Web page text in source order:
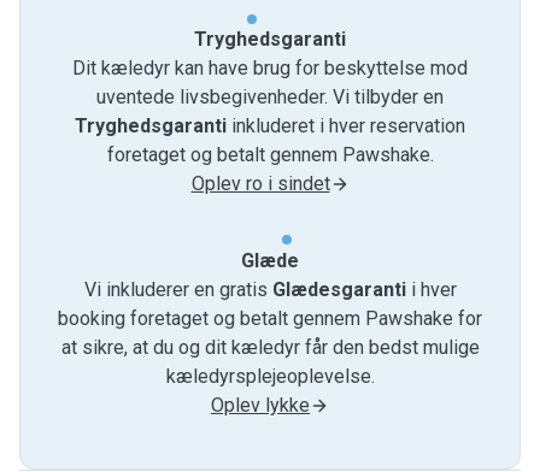
Tryghedsgaranti
Dit kæledyr kan have brug for beskyttelse mod
uventede livsbegivenheder. Vi tilbyder en
Tryghedsgaranti inkluderet i hver reservation
foretaget og betalt gennem Pawshake.
Oplev ro i sindet
Glæde
Vi inkluderer en gratis Glædesgarantii hver
booking foretaget og betalt gennem Pawshake for
at sikre, at du og dit kæledyr får den bedst mulige
kæledyrsplejeoplevelse.
Oplev lykke